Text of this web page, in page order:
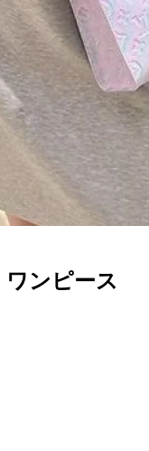
ンピース